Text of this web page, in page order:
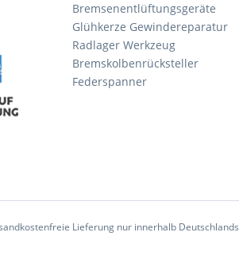
Bremsenentlüftungsgeräte
Glühkerze Gewindereparatur
Radlager Werkzeug
Bremskolbenrücksteller
Federspanner
Lieferung nur innerhalb Deutschlands